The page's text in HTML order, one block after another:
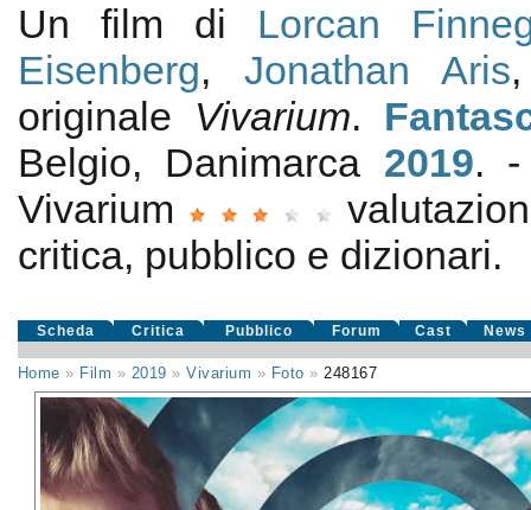
Un film di Lorcan
Eisenberg, Jonathan Aris
originale Vivarium.
Belgio, Danimarca 2019. -
Vivarium
critica, pubblico e dizionari.
Scheda Critica Pubblico Forum Cast News
Home » Film » 2019 »Vivarium » Foto »248167